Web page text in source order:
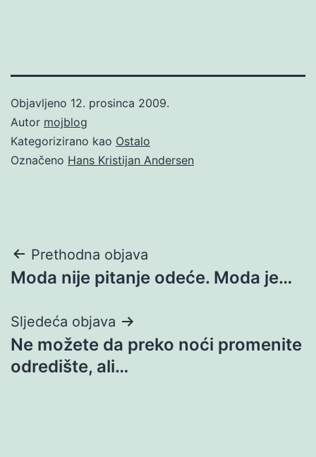
Objavljeno 12. prosinca 2009.
Autor mojblog
Kategorizirano kao Ostalo
Označeno Hans Kristijan Andersen
Navigacija
objava
Prethodna objava
Moda nije pitanje odeće. Moda je…
Sljedeća objava
Ne možete da preko noći promenite
odredište, ali…